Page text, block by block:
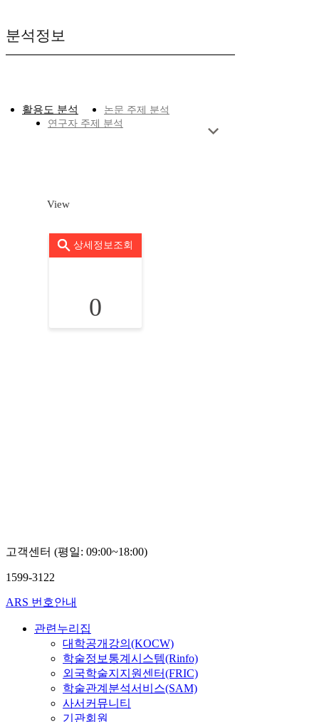
분석정보
활용도 분석
논문 주제 분석
연구자 주제 분석
View
상세정보조회
0
고객센터 (평일: 09:00~18:00)
1599-3122
ARS 번호안내
관련누리집
대학공개강의(KOCW)
학술정보통계시스템(Rinfo)
외국학술지지원센터(FRIC)
학술관계분석서비스(SAM)
사서커뮤니티
기관회원